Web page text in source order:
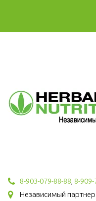
8-903-079-88-88 8-909-
Независимый